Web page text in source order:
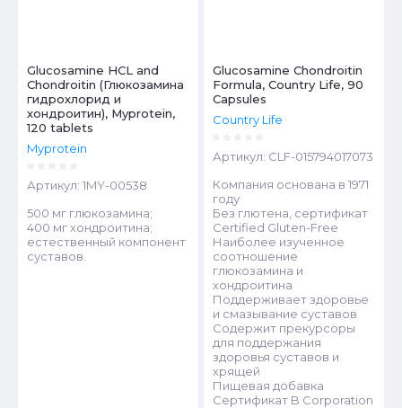
Glucosamine HCL and
Chondroitin (Глюкозамина
гидрохлорид и
хондроитин), Myprotein,
120 tablets
Myprotein
Артикул: 1MY-00538
500 мг глюкозамина;
400 мг хондроитина;
естественный компонент
суставов.
Glucosamine Chondroitin
Formula, Country Life, 90
Capsules
Country Life
Артикул: CLF-015794017073
Компания основана в 1971
году
Без глютена, сертификат
Certified Gluten-Free
Наиболее изученное
соотношение
глюкозамина и
хондроитина
Поддерживает здоровье
и смазывание суставов
Содержит прекурсоры
для поддержания
здоровья суставов и
хрящей
Пищевая добавка
Сертификат B Corporation